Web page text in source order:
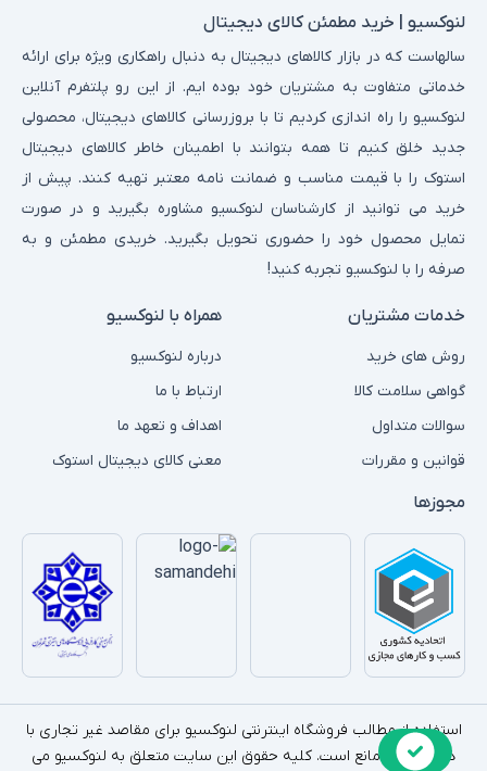
لنوکسیو | خرید مطمئن کالای دیجیتال
سالهاست که در بازار کالاهای دیجیتال به دنبال راهکاری ویژه برای ارائه
خدماتی متفاوت به مشتریان خود بوده ایم. از این رو پلتفرم آنلاین
لنوکسیو را راه اندازی کردیم تا با بروزرسانی کالاهای دیجیتال، محصولی
جدید خلق کنیم تا همه بتوانند با اطمینان خاطر کالاهای دیجیتال
استوک را با قیمت مناسب و ضمانت نامه معتبر تهیه کنند. پیش از
خرید می توانید از کارشناسان لنوکسیو مشاوره بگیرید و در صورت
تمایل محصول خود را حضوری تحویل بگیرید. خریدی مطمئن و به
صرفه را با لنوکسیو تجربه کنید!
خدمات مشتریان
روش های خرید
گواهی سلامت کالا
سوالات متداول
قوانین و مقررات
همراه با لنوکسیو
درباره لنوکسیو
ارتباط با ما
اهداف و تعهد ما
معنی کالای دیجیتال استوک
مجوزها
استفاده از مطالب فروشگاه اینترنتی لنوکسیو برای مقاصد غیر تجاری با
ذکر منبع بلامانع است. کلیه حقوق این سایت متعلق به لنوکسیو می